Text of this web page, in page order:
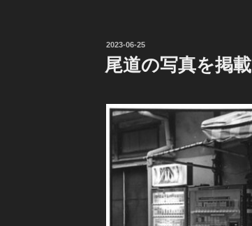
投
稿
日:
2023-06-25
尾道の写真を掲載